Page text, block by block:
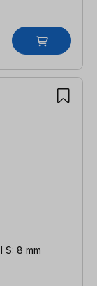
S: 8 mm